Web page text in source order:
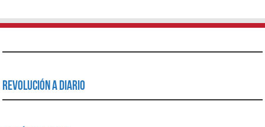
Revolución a Diario